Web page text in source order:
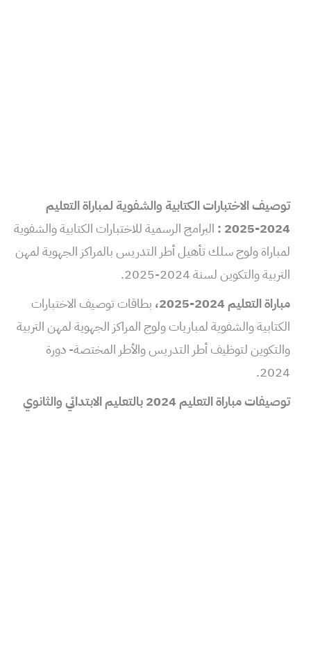
توصيف الاختبارات الكتابية والشفوية لمباراة التعليم
2024-2025 :
البرامج الرسمية للاختبارات الكتابية والشفوية
لمباراة ولوج سلك تأهيل أطر التدريس بالمراكز الجهوية لمهن
التربية والتكوين لسنة 2024-2025.
مباراة التعليم 2024-2025،
​بطاقات توصيف الاختبارات
الكتابية والشفوية لمباريات ولوج المراكز الجهوية لمهن التربية
والتكوين لتوظيف أطر التدريس والأطر المختصة- دورة
2024.
توصيفات مباراة التعليم 2024 بالتعليم الابتدائي والثانوي